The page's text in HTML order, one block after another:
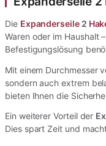
Die Expanderseile2
Waren oder im Haushalt
Befestigungslösung
Mit einem Durchmesser
sondern auch extrem
bieten Ihnen die
Ein weiterer Vorteil der
Dies spart Zeit und